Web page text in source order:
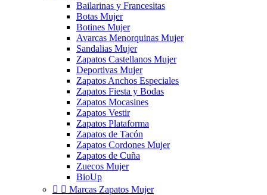
Bailarinas y Francesitas
Botas Mujer
Botines Mujer
Avarcas Menorquinas Mujer
Sandalias Mujer
Zapatos Castellanos Mujer
Deportivas Mujer
Zapatos Anchos Especiales
Zapatos Fiesta y Bodas
Zapatos Mocasines
Zapatos Vestir
Zapatos Plataforma
Zapatos de Tacón
Zapatos Cordones Mujer
Zapatos de Cuña
Zuecos Mujer
BioUp
  Marcas Zapatos Mujer